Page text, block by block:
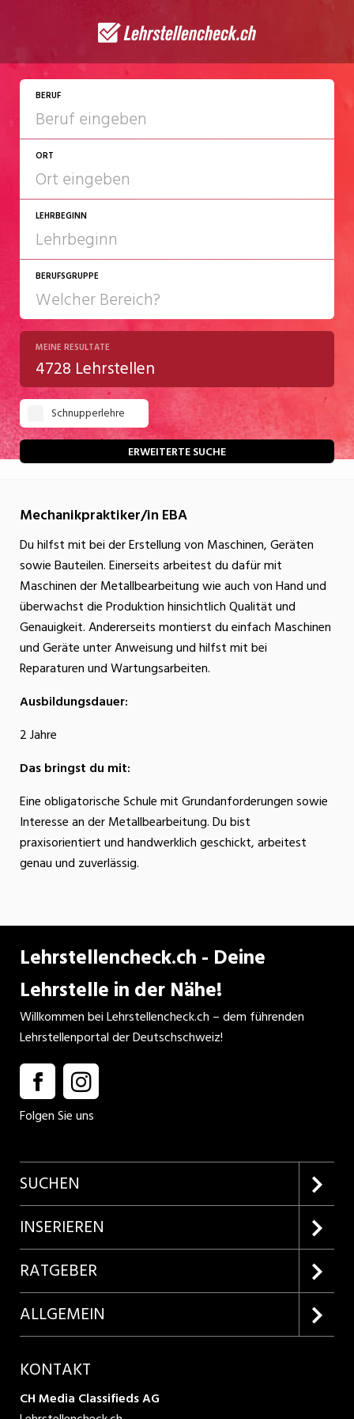
BERUF
ORT
LEHRBEGINN
2027
2028
BERUFSGRUPPE
Chemie/Pharma
Gastgewerbe
Gesundheit/Pflege/Soziales
Handwerk/Technik
Kultur
Nahrung
Natur
Verkehr/Logistik
Wirtschaft/Verwaltung
MEINE RESULTATE
4728 Lehrstellen
Schnupperlehre
ERWEITERTE SUCHE
Mechanikpraktiker/in EBA
Du hilfst mit bei der Erstellung von Maschinen, Geräten
sowie Bauteilen. Einerseits arbeitest du dafür mit
Maschinen der Metallbearbeitung wie auch von Hand und
überwachst die Produktion hinsichtlich Qualität und
Genauigkeit. Andererseits montierst du einfach Maschinen
und Geräte unter Anweisung und hilfst mit bei
Reparaturen und Wartungsarbeiten.
Ausbildungsdauer:
2 Jahre
Das bringst du mit:
Eine obligatorische Schule mit Grundanforderungen sowie
Interesse an der Metallbearbeitung. Du bist
praxisorientiert und handwerklich geschickt, arbeitest
genau und zuverlässig.
Lehrstellencheck.ch - Deine
Lehrstelle in der Nähe!
Willkommen bei Lehrstellencheck.ch – dem führenden
Lehrstellenportal der Deutschschweiz!
Folgen Sie uns
SUCHEN
Firmenprofile entdecken
Lehrstellen suchen
INSERIEREN
Kundenlogin
Inserieren
Produkte
RATGEBER
Lehrberufe entdecken
ALLGEMEIN
AGB
KONTAKT
CH Media Classifieds AG